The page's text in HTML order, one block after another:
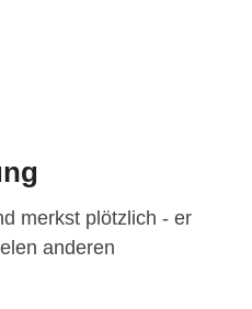
merkst plötzlich - er
anderen